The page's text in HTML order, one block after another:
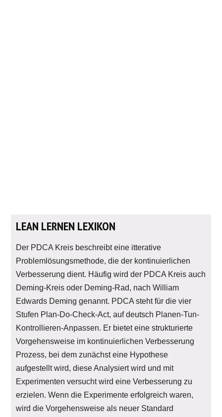
LEAN LERNEN LEXIKON
Der PDCA Kreis beschreibt eine itterative
Problemlösungsmethode, die der kontinuierlichen
Verbesserung dient. Häufig wird der PDCA Kreis auch
Deming-Kreis oder Deming-Rad, nach William
Edwards Deming genannt. PDCA steht für die vier
Stufen Plan-Do-Check-Act, auf deutsch Planen-Tun-
Kontrollieren-Anpassen. Er bietet eine strukturierte
Vorgehensweise im kontinuierlichen Verbesserung
Prozess, bei dem zunächst eine Hypothese
aufgestellt wird, diese Analysiert wird und mit
Experimenten versucht wird eine Verbesserung zu
erzielen. Wenn die Experimente erfolgreich waren,
wird die Vorgehensweise als neuer Standard